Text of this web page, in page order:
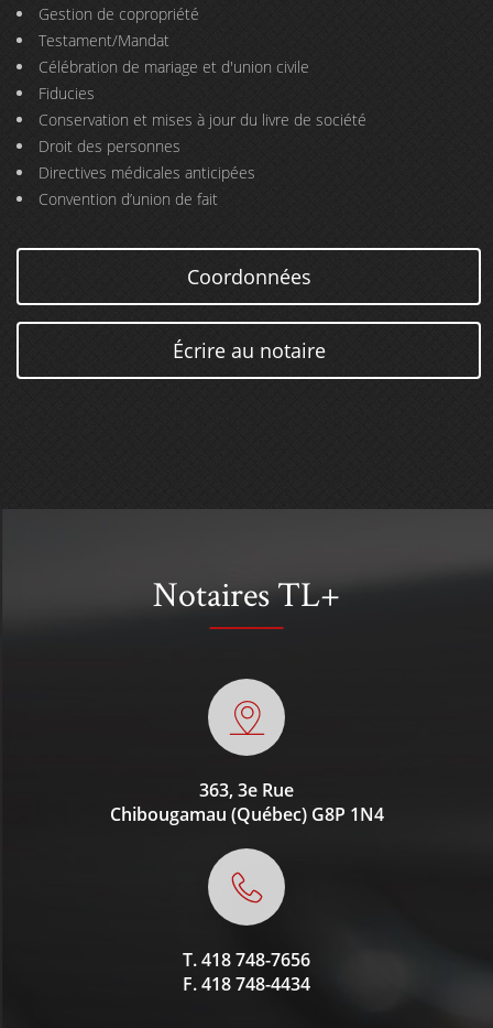
Gestion de copropriété
Testament/Mandat
Célébration de mariage et d'union civile
Fiducies
Conservation et mises à jour du livre de société
Droit des personnes
Directives médicales anticipées
Convention d’union de fait
Coordonnées
Écrire au notaire
Notaires TL+
363, 3e Rue
Chibougamau (Québec) G8P 1N4
T.418 748-7656
F.418 748-4434